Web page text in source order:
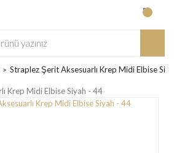
Straplez Şerit Aksesuarlı Krep Midi Elbise